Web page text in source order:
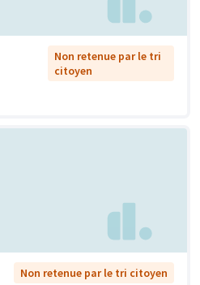
Non retenue par le tri
citoyen
Non retenue par le tri citoyen